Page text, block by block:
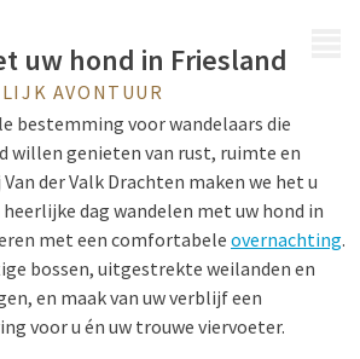
uw hond in Friesland
AVONTUUR
bestemming voor wandelaars die
willen genieten van rust, ruimte en
der Valk Drachten maken we het u
dag wandelen met uw hond in
met een comfortabele overnachting.
bossen, uitgestrekte weilanden en
en maak van uw verblijf een
voor u én uw trouwe viervoeter.